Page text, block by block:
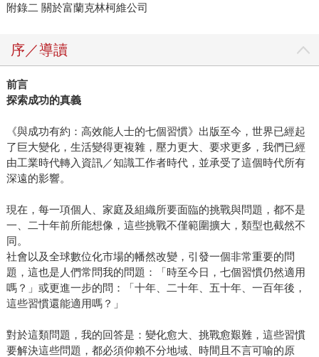
附錄二 關於富蘭克林柯維公司
序／導讀
前言
探索成功的真義
《與成功有約：高效能人士的七個習慣》出版至今，世界已經起
了巨大變化，生活變得更複雜，壓力更大、要求更多，我們已經
由工業時代轉入資訊／知識工作者時代，並承受了這個時代所有
深遠的影響。
現在，每一項個人、家庭及組織所要面臨的挑戰與問題，都不是
一、二十年前所能想像，這些挑戰不僅範圍擴大，類型也截然不
同。
社會以及全球數位化市場的幡然改變，引發一個非常重要的問
題，這也是人們常問我的問題：「時至今日，七個習慣仍然適用
嗎？」或更進一步的問：「十年、二十年、五十年、一百年後，
這些習慣還能適用嗎？」
對於這類問題，我的回答是：變化愈大、挑戰愈艱難，這些習慣
要解決這些問題，都必須仰賴不分地域、時間且不言可喻的原